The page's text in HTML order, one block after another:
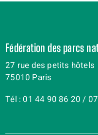
Fédération des parcs
27 rue des petits hôtels
75010 Paris
Tél : 01 44 90 86 20 /